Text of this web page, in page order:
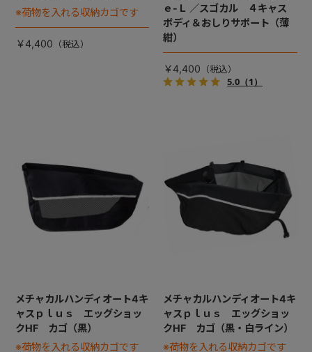
※荷物を入れる収納カゴです
￥4,400
ｅ-Ｌ ／スゴカル ４キャス
ボディ＆おしりサポート（薄
紺）
￥4,400
5.0（1）
メチャカルハンディオート4キ
ャスｐｌｕｓ エッグショッ
クHF カゴ（黒）
※荷物を入れる収納カゴです
メチャカルハンディオート4キ
ャスｐｌｕｓ エッグショッ
クHF カゴ（黒・白ライン）
※荷物を入れる収納カゴです